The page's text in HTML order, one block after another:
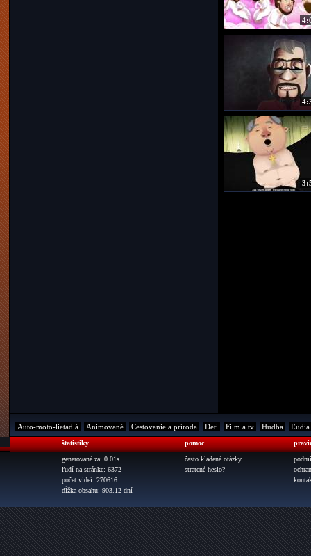
Auto-moto-lietadlá Animované Cestovanie a príroda Deti Film a tv Hudba Ľudia
štatistiky
generované za: 0.01s
ľudí na stránke: 6372
počet videí: 270616
dĺžka obsahu: 903.12 dní
pomoc
často kladené otázky
stratené heslo?